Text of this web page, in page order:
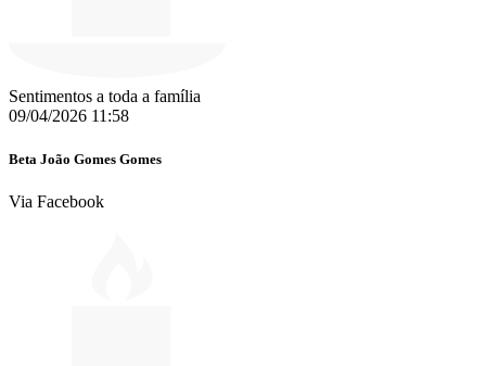
Sentimentos a toda a família ️
09/04/2026 11:58
Beta João Gomes Gomes
Via Facebook